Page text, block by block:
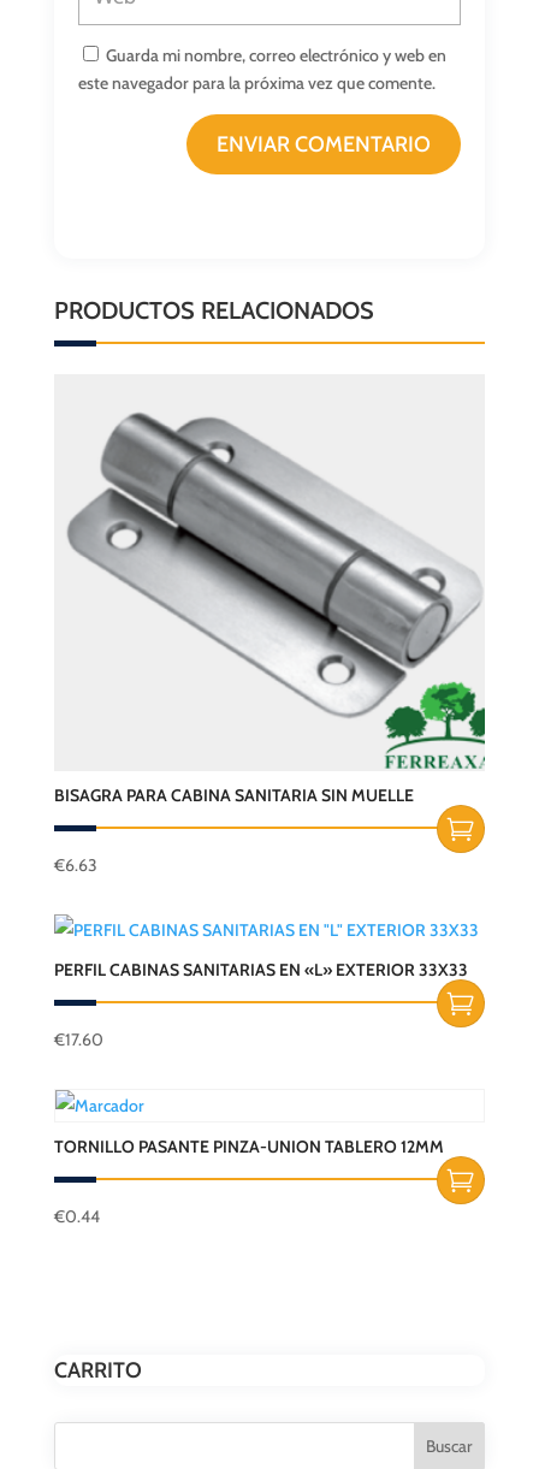
Guarda mi nombre, correo electrónico y web en
este navegador para la próxima vez que comente.
ENVIAR COMENTARIO
PRODUCTOS RELACIONADOS
BISAGRA PARA CABINA SANITARIA SIN MUELLE
€6.63
PERFIL CABINAS SANITARIAS EN «L» EXTERIOR 33X33
€17.60
TORNILLO PASANTE PINZA-UNION TABLERO 12MM
€0.44
CARRITO